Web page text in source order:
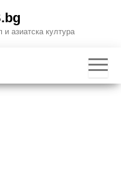
и азиатска култура